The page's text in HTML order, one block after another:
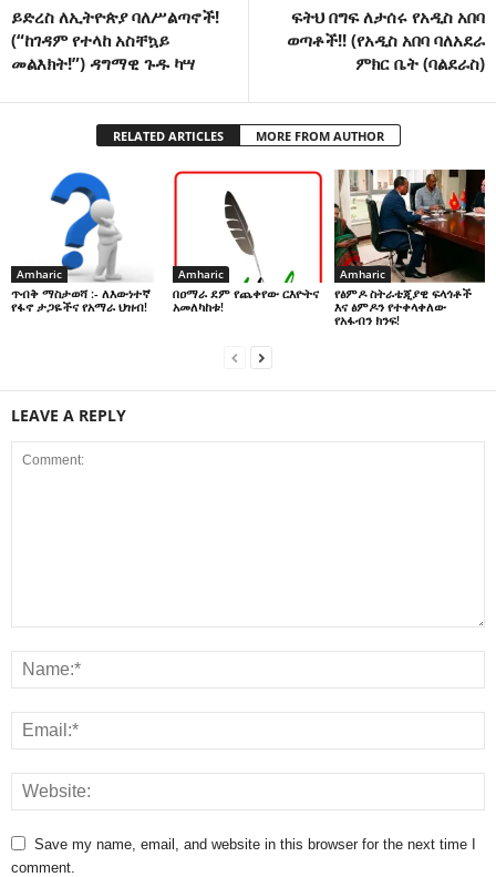
ይድረስ ለኢትዮጵያ ባለሥልጣኖች!
(“ከገዳም የተላከ አስቸኳይ
መልእክት!”) ዳግማዊ ጉዱ ካሣ
ፍትህ በግፍ ለታሰሩ የአዲስ አበባ
ወጣቶች!! (የአዲስ አበባ ባለአደራ
ምክር ቤት (ባልደራስ)
RELATED ARTICLES MORE FROM AUTHOR
Amharic
ጥብቅ ማስታወሻ :- ለእውነተኛ
የፋኖ ታጋዬችና የአማራ ህዝብ!
Amharic
በዐማራ ደም የጨቀየው ርእዮትና
አመለካከቱ!
Amharic
የፅምዶ ስትራቴጂያዊ ፍላጎቶች
እና ፅምዶን የተቀላቀለው
የአፋብን ክንፍ!
LEAVE A REPLY
Save my name, email, and website in this browser for the next time I
comment.